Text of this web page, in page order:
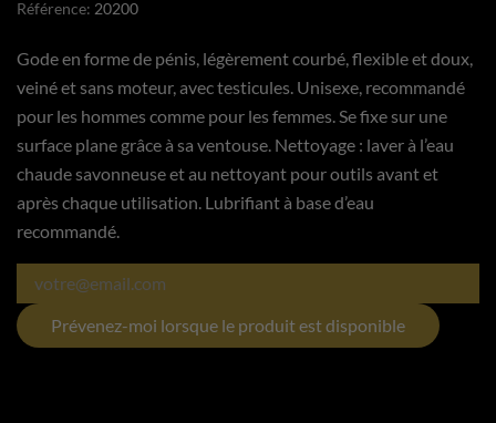
Référence: 20200
Gode en forme de pénis, légèrement courbé, flexible et doux,
veiné et sans moteur, avec testicules. Unisexe, recommandé
pour les hommes comme pour les femmes. Se fixe sur une
surface plane grâce à sa ventouse. Nettoyage : laver à l’eau
chaude savonneuse et au nettoyant pour outils avant et
après chaque utilisation. Lubrifiant à base d’eau
recommandé.
Prévenez-moi lorsque le produit est disponible